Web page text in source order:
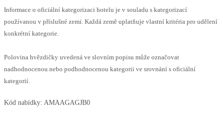
Informace o oficiální kategorizaci hotelu je v souladu s kategorizací
používanou v příslušné zemi. Každá země uplatňuje vlastní kritéria pro udělení
konkrétní kategorie.
Polovina hvězdičky uvedená ve slovním popisu může označovat
nadhodnocenou nebo podhodnocenou kategorii ve srovnání s oficiální
kategorií.
Kód nabídky: AMAAGAGJB0